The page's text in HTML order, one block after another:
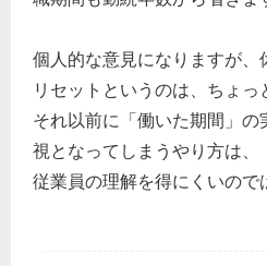
個人的な意見になりますが
リセットというのは、ちょっ
それ以前に「働いた期間」
視となってしまうやり方は、
従業員の理解を得にくいので